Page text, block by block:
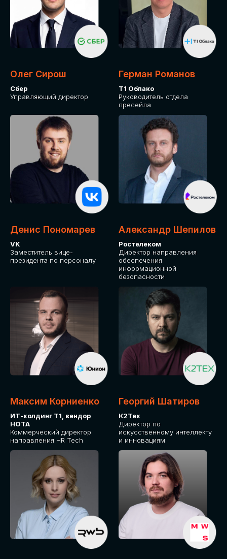
Олег Сирош
Сбер
Управляющий директор
Герман Романов
Т1 Облако
Руководитель отдела
пресейла
Денис Пономарев
VK
Заместитель вице-
президента по персоналу
Александр Шепилов
Ростелеком
Директор направления
обеспечения
информационной
безопасности
Максим Корниенко
ИТ-холдинг Т1, вендор
НОТА
Коммерческий директор
направления HR Tech
Георгий Шатиров
К2Тех
Директор по
искусственному интеллекту
и инновациям